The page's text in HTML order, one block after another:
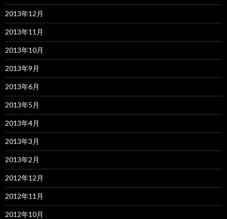
2013年12月
2013年11月
2013年10月
2013年9月
2013年6月
2013年5月
2013年4月
2013年3月
2013年2月
2012年12月
2012年11月
2012年10月